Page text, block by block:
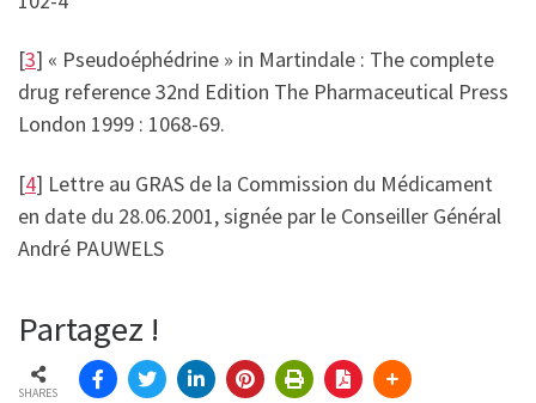
[3] « Pseudoéphédrine » in Martindale : The complete
drug reference 32nd Edition The Pharmaceutical Press
London 1999 : 1068-69.
[4] Lettre au GRAS de la Commission du Médicament
en date du 28.06.2001, signée par le Conseiller Général
André PAUWELS
Partagez !
SHARES